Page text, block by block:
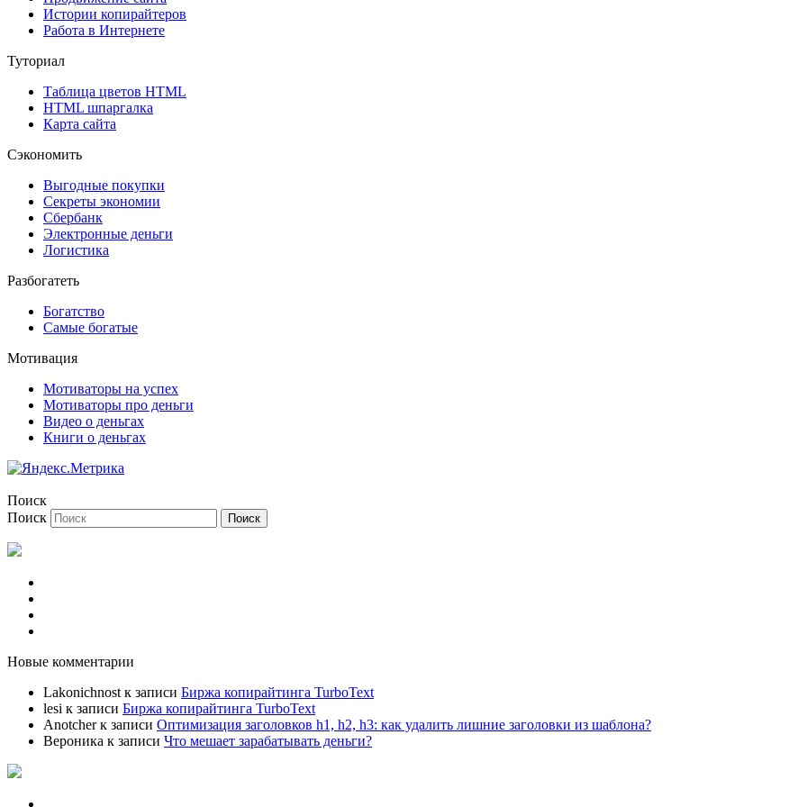
Истории копирайтеров
Работа в Интернете
Туториал
Таблица цветов HTML
HTML шпаргалка
Карта сайта
Сэкономить
Выгодные покупки
Секреты экономии
Сбербанк
Электронные деньги
Логистика
Разбогатеть
Богатство
Самые богатые
Мотивация
Мотиваторы на успех
Мотиваторы про деньги
Видео о деньгах
Книги о деньгах
Поиск
Поиск
Новые комментарии
Lakonichnost к записи Биржа копирайтинга TurboText
lesi к записи Биржа копирайтинга TurboText
Anotcherк записи Оптимизация заголовков h1, h2, h3: как удалить лишние заголовки из шаблона?
Вероника к записи Что мешает зарабатывать деньги?